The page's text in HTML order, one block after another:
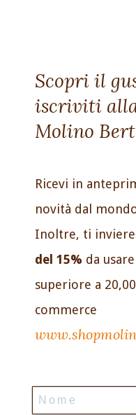
Scopri il
iscriviti
Molino
Ricevi in
novità dal
Inoltre, ti
del 15% da
superiore a
commerce